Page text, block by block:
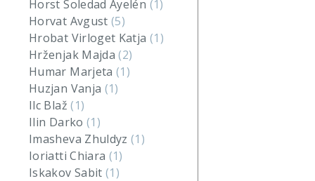
Horst Soledad Ayelén (1)
Horvat Avgust(5)
Hrobat Virloget Katja (1)
Hrženjak Majda(2)
Humar Marjeta(1)
Huzjan Vanja (1)
Ilc Blaž(1)
Ilin Darko (1)
Imasheva Zhuldyz(1)
Ioriatti Chiara (1)
Iskakov Sabit(1)